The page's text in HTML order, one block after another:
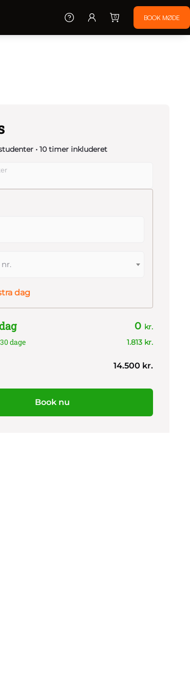
0
• 10 timer inkluderet
nr.
dag
0 kr.
dage 1.813 kr.
14.500 kr.